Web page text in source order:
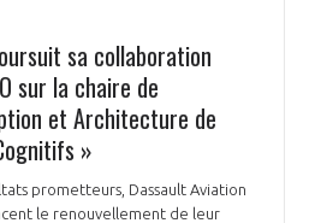
sa collaboration
sur la chaire de
et Architecture de
»
prometteurs, Dassault Aviation
le renouvellement de leur